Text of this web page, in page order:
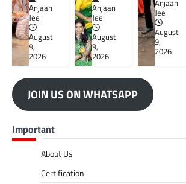
Anjaan
Jee
August
9,
2026
Anjaan
Jee
August
9,
2026
Anjaan
Jee
August
9,
2026
JOIN US ON WHATSAPP
Important
About Us
Certification